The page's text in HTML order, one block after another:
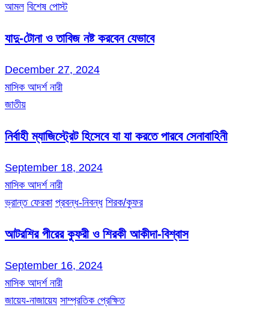
আমল বিশেষ পোস্ট
যাদু-টোনা ও তাবিজ নষ্ট করবেন যেভাবে
December 27, 2024
মাসিক আদর্শ নারী
জাতীয়
নির্বাহী ম্যাজিস্ট্রেট হিসেবে যা যা করতে পারবে সেনাবাহিনী
September 18, 2024
মাসিক আদর্শ নারী
ভ্রান্ত ফেরকা প্রবন্ধ-নিবন্ধ শিরক/কুফর
আটরশির পীরের কুফরী ও শিরকী আকীদা-বিশ্বাস
September 16, 2024
মাসিক আদর্শ নারী
জায়েয-নাজায়েয সাম্প্রতিক প্রেক্ষিত